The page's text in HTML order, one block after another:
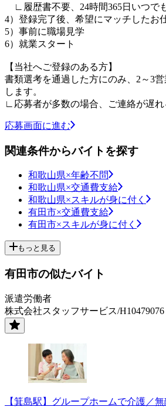
∟履歴書不要、24時間365日いつで
4）登録完了後、希望にマッチしたお
5）事前に職場見学
6）就業スタート
【当社へご登録のある方】
書類選考を通過した方にのみ、2～3
します。
∟応募者が多数の場合、ご連絡が遅れ
応募画面に進む
関連条件からバイトを探す
和歌山県×年齢不問
和歌山県×交通費支給
和歌山県×スキルが身に付く
有田市×交通費支給
有田市×スキルが身に付く
もっと見る
有田市の似たバイト
派遣労働者
株式会社スタッフサービス/H10479076
【箕島駅】グループホームで介護／